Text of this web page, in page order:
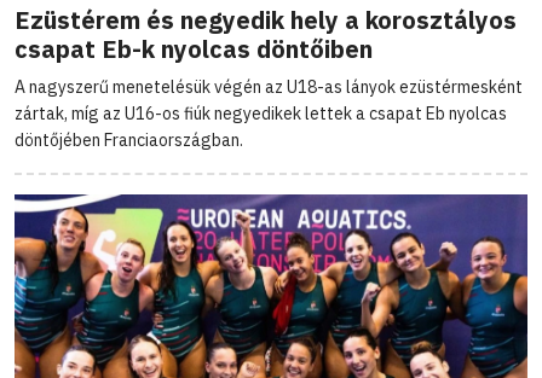
Ezüstérem és negyedik hely a korosztályos
csapat Eb-k nyolcas döntőiben
A nagyszerű menetelésük végén az U18-as lányok ezüstérmesként
zártak, míg az U16-os fiúk negyedikek lettek a csapat Eb nyolcas
döntőjében Franciaországban.